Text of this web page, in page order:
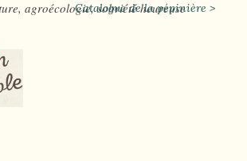
agroécologie, sobriété heureuse
Catalogue de la pépinière >